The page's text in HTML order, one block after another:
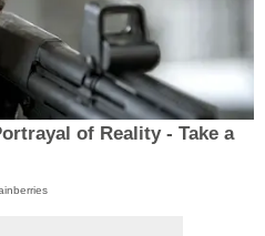
of Reality - Take a